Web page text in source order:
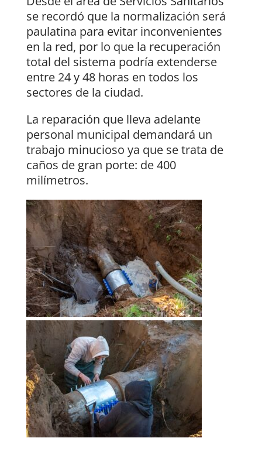
se recordó que la normalización será
paulatina para evitar inconvenientes
en la red, por lo que la recuperación
total del sistema podría extenderse
entre 24 y 48 horas en todos los
sectores de la ciudad.
La reparación que lleva adelante
personal municipal demandará un
trabajo minucioso ya que se trata de
caños de gran porte: de 400
milímetros.